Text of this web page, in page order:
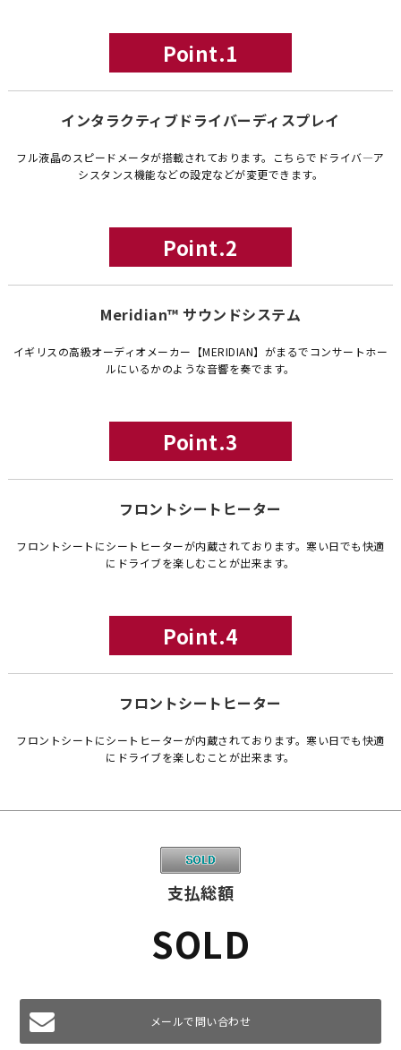
Point.1
インタラクティブドライバーディスプレイ
フル液晶のスピードメータが搭載されております。こちらでドライバ―ア
シスタンス機能などの設定などが変更できます。
Point.2
Meridian™ サウンドシステム
イギリスの高級オーディオメーカー【MERIDIAN】がまるでコンサートホー
ルにいるかのような音響を奏でます。
Point.3
フロントシートヒーター
フロントシートにシートヒーターが内蔵されております。寒い日でも快適
にドライブを楽しむことが出来ます。
Point.4
フロントシートヒーター
フロントシートにシートヒーターが内蔵されております。寒い日でも快適
にドライブを楽しむことが出来ます。
支払総額
SOLD
メールで問い合わせ